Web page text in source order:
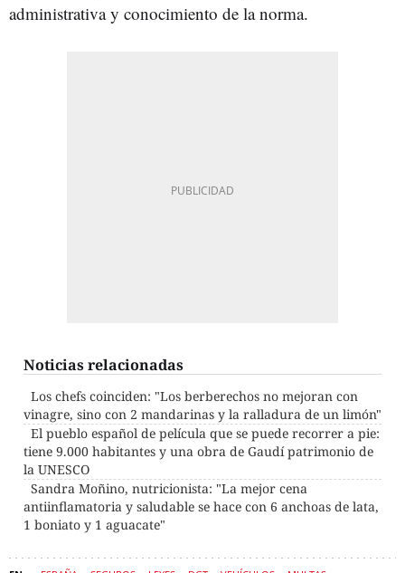
administrativa y conocimiento de la norma.
Noticias relacionadas
Los chefs coinciden: "Los berberechos no mejoran con
vinagre, sino con 2 mandarinas y la ralladura de un limón"
El pueblo español de película que se puede recorrer a pie:
tiene 9.000 habitantes y una obra de Gaudí patrimonio de
la UNESCO
Sandra Moñino, nutricionista: "La mejor cena
antiinflamatoria y saludable se hace con 6 anchoas de lata,
1 boniato y 1 aguacate"